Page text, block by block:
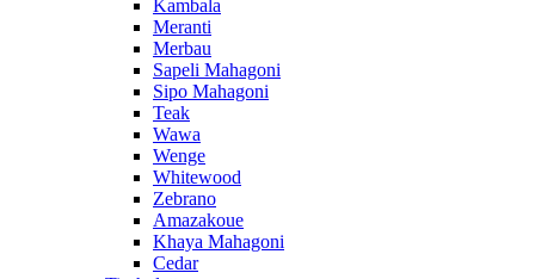
Kambala
Meranti
Merbau
Sapeli Mahagoni
Sipo Mahagoni
Teak
Wawa
Wenge
Whitewood
Zebrano
Amazakoue
Khaya Mahagoni
Cedar